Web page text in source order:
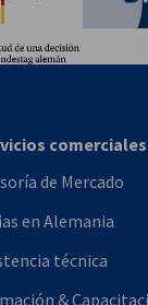
comerciales
de Mercado
en Alemania
técnica
&